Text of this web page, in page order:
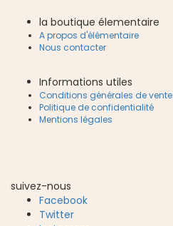
la boutique élementaire
A propos d'élémentaire
Nous contacter
Informations utiles
Conditions générales de vente
Politique de confidentialité
Mentions légales
suivez-nous
Facebook
Twitter